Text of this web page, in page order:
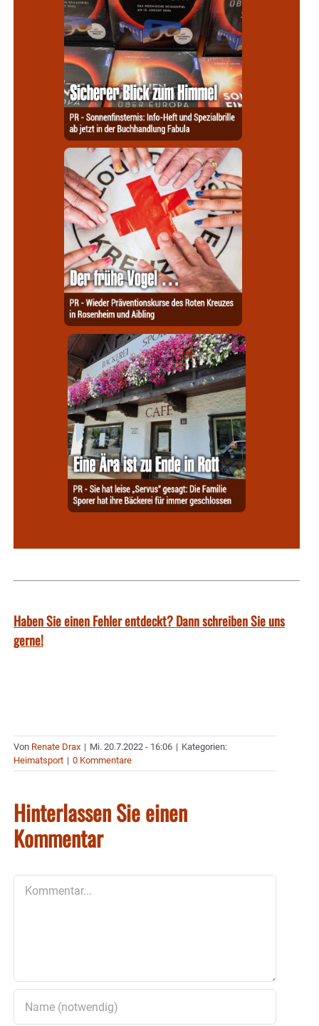
Haben Sie einen Fehler entdeckt? Dann schreiben Sie uns
gerne!
Von Renate Drax | Mi. 20.7.2022 - 16:06 | Kategorien:
Heimatsport | 0 Kommentare
Hinterlassen Sie einen
Kommentar